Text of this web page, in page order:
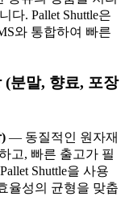
다. Pallet Shuttle은
와 통합하여 빠른
(분말, 향료, 포장
— 동질적인 원자재
고, 빠른 출고가 필
Shuttle을 사용
율성의 균형을 맞춥